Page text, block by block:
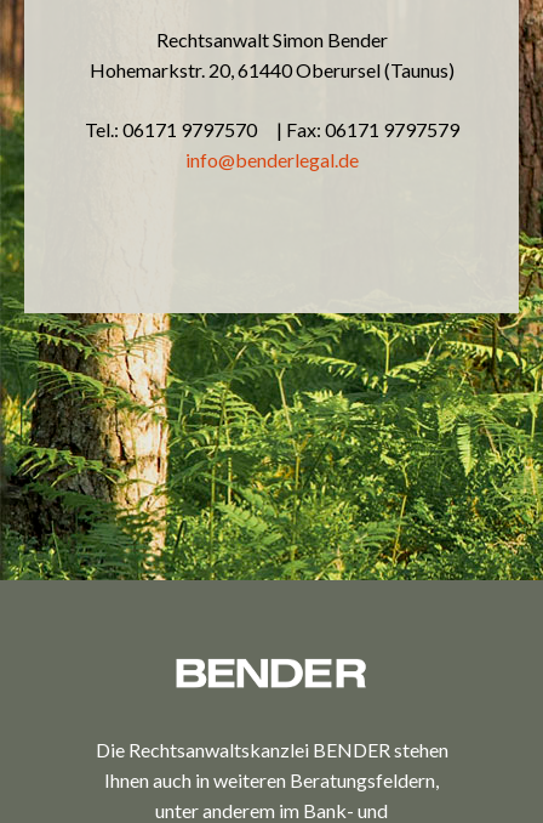
Rechtsanwalt Simon Bender
Hohemarkstr. 20, 61440 Oberursel (Taunus)
Tel.: 06171 9797570 | Fax: 06171 9797579
info@benderlegal.de
Die Rechtsanwaltskanzlei BENDER stehen
Ihnen auch in weiteren Beratungsfeldern,
unter anderem im Bank- und